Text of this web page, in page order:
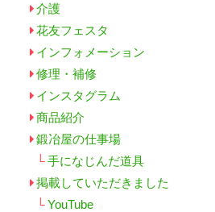
介護
花友フェスタ
インフォメーション
修理・補修
インスタグラム
商品紹介
鍛冶屋の仕事場
手になじんだ道具
掲載していただきました
YouTube